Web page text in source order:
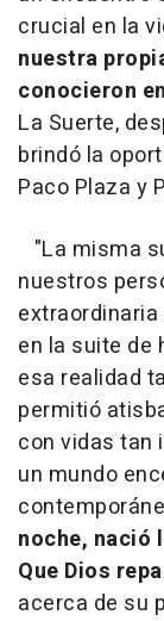
crucial en la
nuestra
conocieron
La Suerte,
brindó la
Paco Plaza y
"La misma
nuestros
en la suite de
esa realidad
permitió
con vidas tan
un mundo
noche, nació
Que Dios
acerca de su